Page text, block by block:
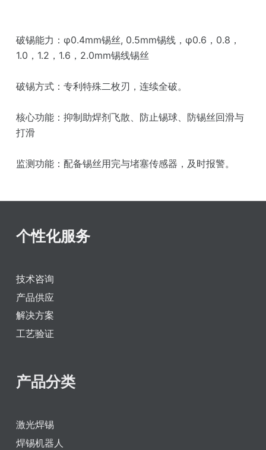
破锡能力：φ0.4mm锡丝, 0.5mm锡线，φ0.6，0.8，
1.0，1.2，1.6，2.0mm锡线锡丝
破锡方式：专利特殊二枚刃，连续全破。
核心功能：抑制助焊剂飞散、防止锡球、防锡丝回滑与
打滑
监测功能：配备锡丝用完与堵塞传感器，及时报警。
个性化服务
技术咨询
产品供应
解决方案
工艺验证
产品分类
激光焊锡
焊锡机器人